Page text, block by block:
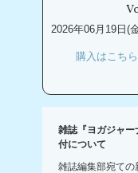
2026年06月19日(
購入はこちら
雑誌『ヨガジャ
付について
雑誌編集部宛ての